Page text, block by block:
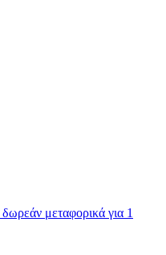
μεταφορικά για 1